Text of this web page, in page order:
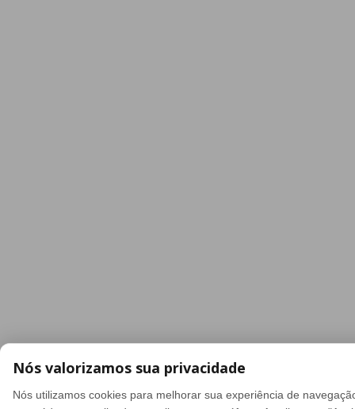
Nós valorizamos sua privacidade
Nós utilizamos cookies para melhorar sua experiência de